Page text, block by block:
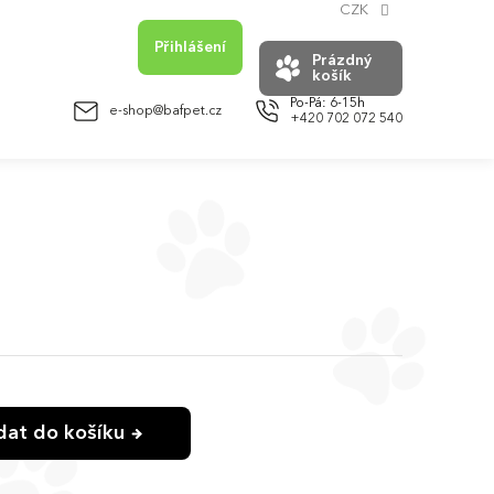
+420 702 072 540
e-shop@bafpet.cz
CZK
Přihlášení
NÁKUPNÍ
KOŠÍK
Prázdný
košík
do košíku